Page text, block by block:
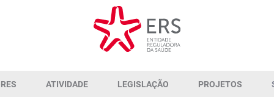
ATIVIDADE LEGISLAÇÃO PROJETOS